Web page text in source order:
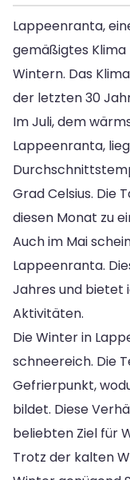
Lappeenranta,
gemäßigtes
Wintern. Das
der letzten 30
Im Juli, dem
Lappeenranta,
Grad Celsius. Die
diesen Monat zu
Auch im Mai
Lappeenranta.
Jahres und bietet
Aktivitäten.
Die Winter in
schneereich. Die
Gefrierpunkt,
bildet. Diese
beliebten Ziel für
Trotz der kalten